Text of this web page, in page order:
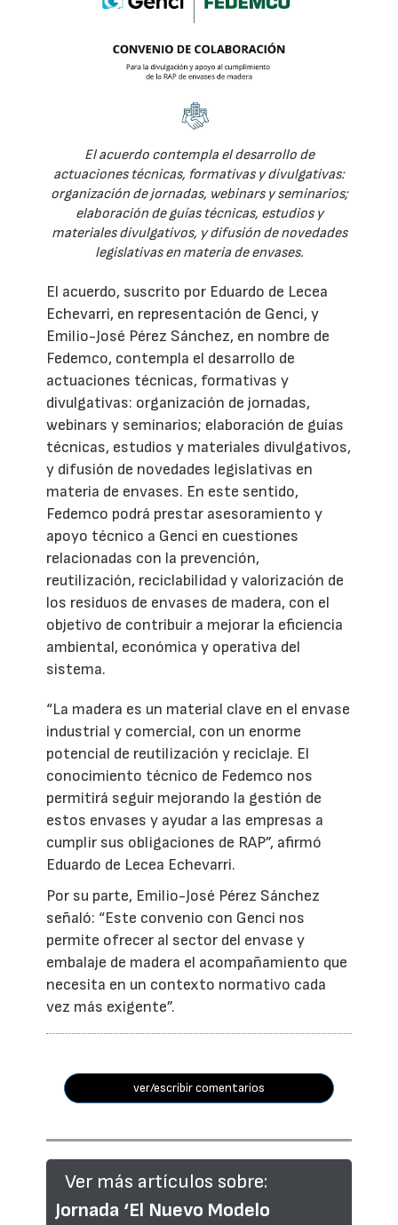
El acuerdo contempla el desarrollo de
actuaciones técnicas, formativas y divulgativas:
organización de jornadas, webinars y seminarios;
elaboración de guías técnicas, estudios y
materiales divulgativos, y difusión de novedades
legislativas en materia de envases.
El acuerdo, suscrito por Eduardo de Lecea
Echevarri, en representación de Genci, y
Emilio-José Pérez Sánchez, en nombre de
Fedemco, contempla el desarrollo de
actuaciones técnicas, formativas y
divulgativas: organización de jornadas,
webinars y seminarios; elaboración de guías
técnicas, estudios y materiales divulgativos,
y difusión de novedades legislativas en
materia de envases. En este sentido,
Fedemco podrá prestar asesoramiento y
apoyo técnico a Genci en cuestiones
relacionadas con la prevención,
reutilización, reciclabilidad y valorización de
los residuos de envases de madera, con el
objetivo de contribuir a mejorar la eficiencia
ambiental, económica y operativa del
sistema.
“La madera es un material clave en el envase
industrial y comercial, con un enorme
potencial de reutilización y reciclaje. El
conocimiento técnico de Fedemco nos
permitirá seguir mejorando la gestión de
estos envases y ayudar a las empresas a
cumplir sus obligaciones de RAP”, afirmó
Eduardo de Lecea Echevarri.
Por su parte, Emilio-José Pérez Sánchez
señaló: “Este convenio con Genci nos
permite ofrecer al sector del envase y
embalaje de madera el acompañamiento que
necesita en un contexto normativo cada
vez más exigente”.
ver/escribir comentarios
Ver más artículos sobre:
Jornada ‘El Nuevo Modelo